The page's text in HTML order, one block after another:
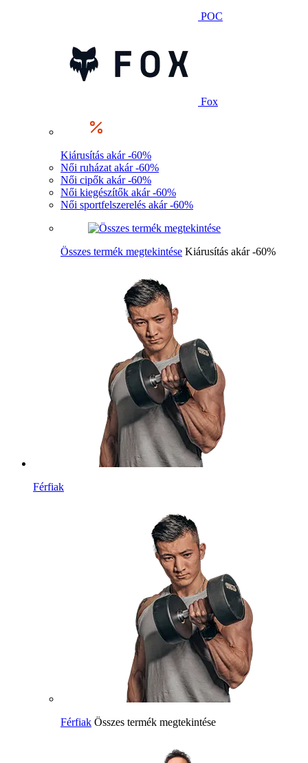
POC
Fox
Kiárusítás akár -60%
Női ruházat akár -60%
Női cipők akár -60%
Női kiegészítők akár -60%
Női sportfelszerelés akár -60%
Összes termék megtekintése Kiárusítás akár -60%
Férfiak
Férfiak Összes termék megtekintése